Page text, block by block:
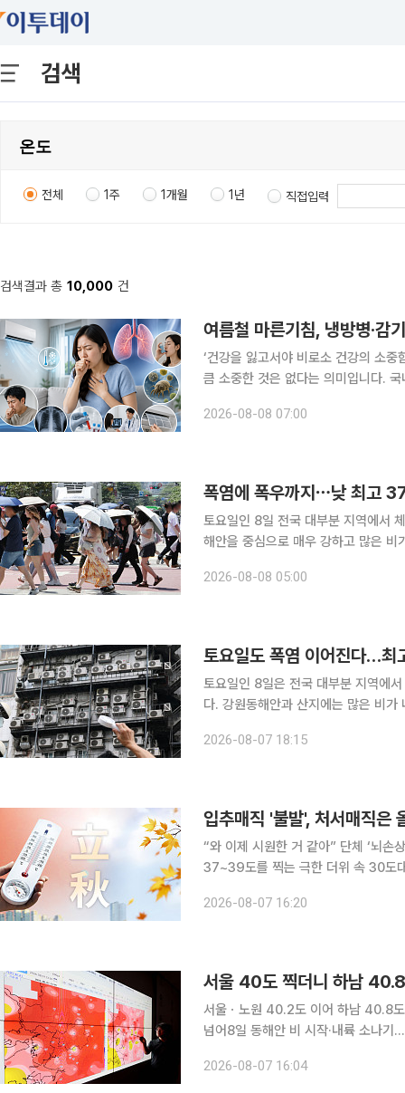
검색
전체 1주 1개월 1년 직접입력
검색결과 총 10,000 건
여름철 마른기침, 냉방병‧
‘건강을 잃고서야 비로소 건강의 소
큼 소중한 것은 없다는 의미입니다.
사용이 늘면서 마른기침을 호소하는
2026-08-08 07:00
폭염에 폭우까지⋯낮 최고
토요일인 8일 전국 대부분 지역에서
해안을 중심으로 매우 강하고 많은 비가 내리겠다. 기상청에 따르면 전국
2026-08-08 05:00
토요일도 폭염 이어진다…
토요일인 8일은 전국 대부분 지역에
다. 강원동해안과 산지에는 많은 비가
2026-08-07 18:15
입추매직 '불발', 처서매직은
“와 이제 시원한 거 같아” 단체 ‘뇌손상’의 단계까지 온 지독하고 지독한 폭염입니다. 낮 기온이
37~39도를 찍는 극한 더위 속 30도대 초
영남 쪽으로 내려오면서 뜨겁고 건조
2026-08-07 16:20
서울 40도 찍더니 하남
서울ㆍ노원 40.2도 이어 하남 40.8
넘어8일 동해안 비 시작·내륙 소나기…무더위·열대야 지속 서
가 내려진 가운데 곳곳에서 39~40도
2026-08-07 16:04